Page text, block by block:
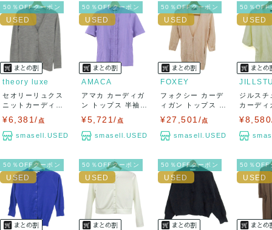
50％OFFクーポン
theory luxe
セオリーリュクス
ニットカーディガ
¥6,381/ 点
smasell.USED
50％OFFクーポン
AMACA
アマカ カーディガ
ン トップス 半袖
¥5,721/ 点
smasell.USED
50％OFFクーポン
FOXEY
フォクシー カーデ
ィガン トップス 七
¥27,501/点
smasell.USED
50％OFF
ジルスチ
カーディ
50％OFFクーポン 50％OFFクーポン 50％OFFクーポン 50％OFF